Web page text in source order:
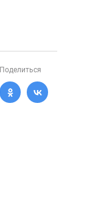
Поделиться